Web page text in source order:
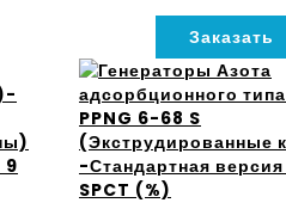
Заказать